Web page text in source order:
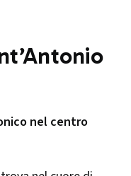
nel centro